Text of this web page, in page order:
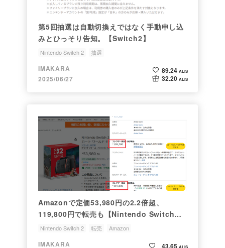
第5回抽選は自動切換えではなく手動申し込
みとひっそり告知。【Switch2】
Nintendo Switch 2 抽選
IMAKARA
2025/06/27
89.24 ALIS
32.20 ALIS
Amazonで定価53,980円の2.2倍超、
119,800円で転売も【Nintendo Switch
2】
Nintendo Switch 2 転売 Amazon
IMAKARA 43.65 ALIS